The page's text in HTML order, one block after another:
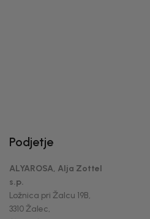
Podjetje
ALYAROSA, Alja Zottel
s.p.
Ložnica pri Žalcu 19B,
3310 Žalec,